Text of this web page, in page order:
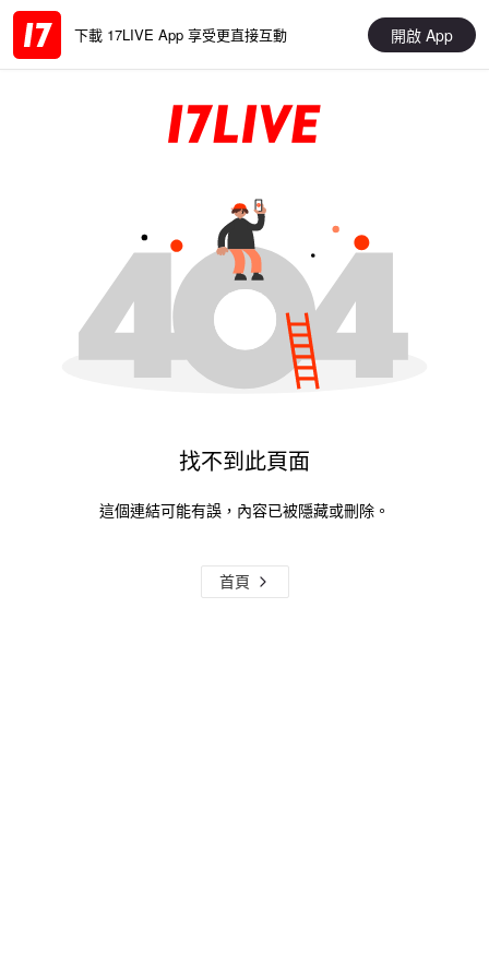
下載 17LIVE App 享受更直接互動 開啟 App
找不到此頁面
這個連結可能有誤，內容已被隱藏或刪除。
首頁